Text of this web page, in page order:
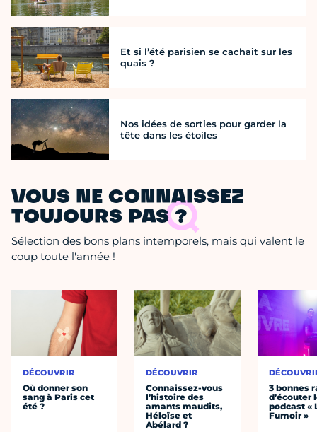
Et si l’été parisien se cachait sur les
quais ?
Nos idées de sorties pour garder la
tête dans les étoiles
VOUS NE CONNAISSEZ
TOUJOURS PAS ?
Sélection des bons plans intemporels, mais qui valent le
coup toute l'année !
DÉCOUVRIR
Où donner son
sang à Paris cet
été ?
DÉCOUVRIR
Connaissez-vous
l’histoire des
amants maudits,
Héloïse et
Abélard ?
3 bonnes
d’écouter
podcast «
Fumoir »